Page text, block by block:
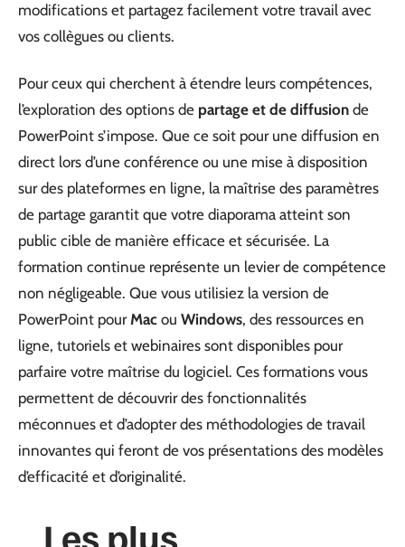
modifications et partagez facilement votre travail avec
vos collègues ou clients.
Pour ceux qui cherchent à étendre leurs compétences,
l’exploration des options de partage et de diffusion de
PowerPoint s’impose. Que ce soit pour une diffusion en
direct lors d’une conférence ou une mise à disposition
sur des plateformes en ligne, la maîtrise des paramètres
de partage garantit que votre diaporama atteint son
public cible de manière efficace et sécurisée. La
formation continue représente un levier de compétence
non négligeable. Que vous utilisiez la version de
PowerPoint pour Mac ou Windows, des ressources en
ligne, tutoriels et webinaires sont disponibles pour
parfaire votre maîtrise du logiciel. Ces formations vous
permettent de découvrir des fonctionnalités
méconnues et d’adopter des méthodologies de travail
innovantes qui feront de vos présentations des modèles
d’efficacité et d’originalité.
Les plus